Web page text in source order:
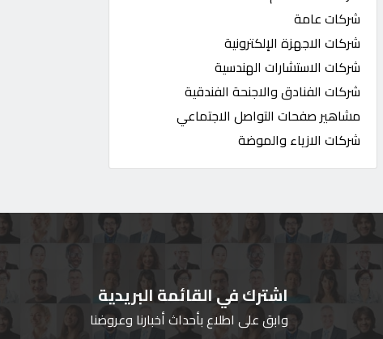
شركات عامة
شركات الاجهزة الإلكترونية
شركات الاستشارات الهندسية
شركات الفنادق والاجنحة الفندقية
مشاهير صفحات التواصل الاجتماعي
شركات الازياء والموضة
اشترك في القائمة البريدية
وابق على اطلاع بأحداث أخبارنا وعروضنا